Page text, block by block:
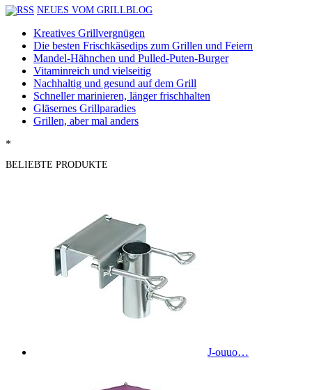
NEUES VOM GRILLBLOG
Kreatives Grillvergnügen
Die besten Frischkäsedips zum Grillen und Feiern
Mandel-Hähnchen und Pulled-Puten-Burger
Vitaminreich und vielseitig
Nachhaltig und gesund auf dem Grill
Schneller marinieren, länger frischhalten
Gläsernes Grillparadies
Grillen, aber mal anders
*
BELIEBTE PRODUKTE
J-ouuo…